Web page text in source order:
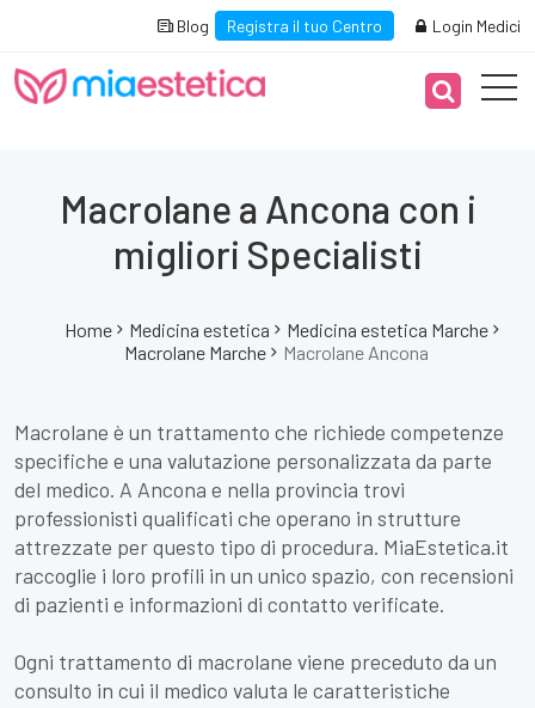
Blog Registra il tuo Centro Login Medici
Macrolane a Ancona con i
migliori Specialisti
Home Medicina estetica
Medicina estetica Marche
Macrolane Marche
Macrolane Ancona
Macrolane è un trattamento che richiede competenze
specifiche e una valutazione personalizzata da parte
del medico. A Ancona e nella provincia trovi
professionisti qualificati che operano in strutture
attrezzate per questo tipo di procedura. MiaEstetica.it
raccoglie i loro profili in un unico spazio, con recensioni
di pazienti e informazioni di contatto verificate.
Ogni trattamento di macrolane viene preceduto da un
consulto in cui il medico valuta le caratteristiche